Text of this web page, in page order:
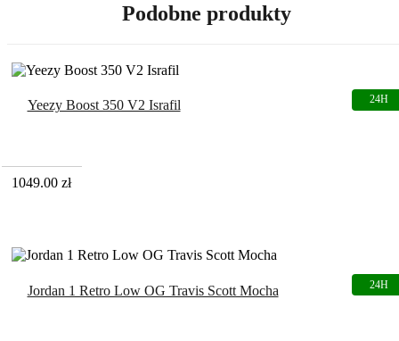
Podobne produkty
Yeezy Boost 350 V2 Israfil
1049.00 zł
Jordan 1 Retro Low OG Travis Scott Mocha